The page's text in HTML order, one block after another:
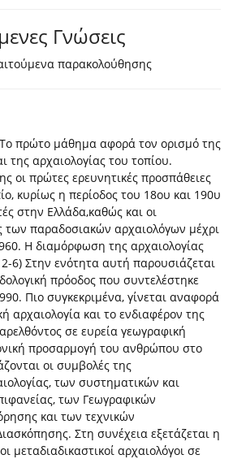
Γνώσεις
παρακολούθησης
πρώτο μάθημα αφορά τον ορισμό της
της αρχαιολογίας του τοπίου.
οι πρώτες ερευνητικές προσπάθειες
κυρίως η περίοδος του 18ου και 190υ
στην Ελλάδα,καθώς και οι
των παραδοσιακών αρχαιολόγων μέχρι
Η διαμόρφωση της αρχαιολογίας
2-6) Στην ενότητα αυτή παρουσιάζεται
πρόοδος που συντελέστηκε
Πιο συγκεκριμένα, γίνεται αναφορά
αρχαιολογία και το ενδιαφέρον της
σε ευρεία γεωγραφική
προσαρμογή του ανθρώπου στο
οι συμβολές της
των συστηματικών και
των Γεωγραφικών
και των τεχνικών
Στη συνέχεια εξετάζεται η
μεταδιαδικαστικοί αρχαιολόγοι σε